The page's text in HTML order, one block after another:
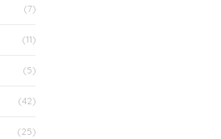
(7)
(11)
(5)
(42)
(25)